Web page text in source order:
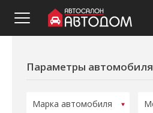
Параметры автомобиля